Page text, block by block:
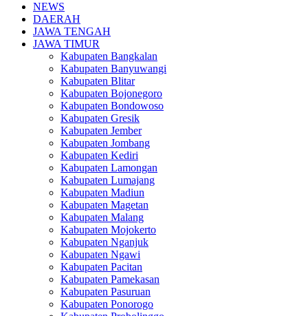
NEWS
DAERAH
JAWA TENGAH
JAWA TIMUR
Kabupaten Bangkalan
Kabupaten Banyuwangi
Kabupaten Blitar
Kabupaten Bojonegoro
Kabupaten Bondowoso
Kabupaten Gresik
Kabupaten Jember
Kabupaten Jombang
Kabupaten Kediri
Kabupaten Lamongan
Kabupaten Lumajang
Kabupaten Madiun
Kabupaten Magetan
Kabupaten Malang
Kabupaten Mojokerto
Kabupaten Nganjuk
Kabupaten Ngawi
Kabupaten Pacitan
Kabupaten Pamekasan
Kabupaten Pasuruan
Kabupaten Ponorogo